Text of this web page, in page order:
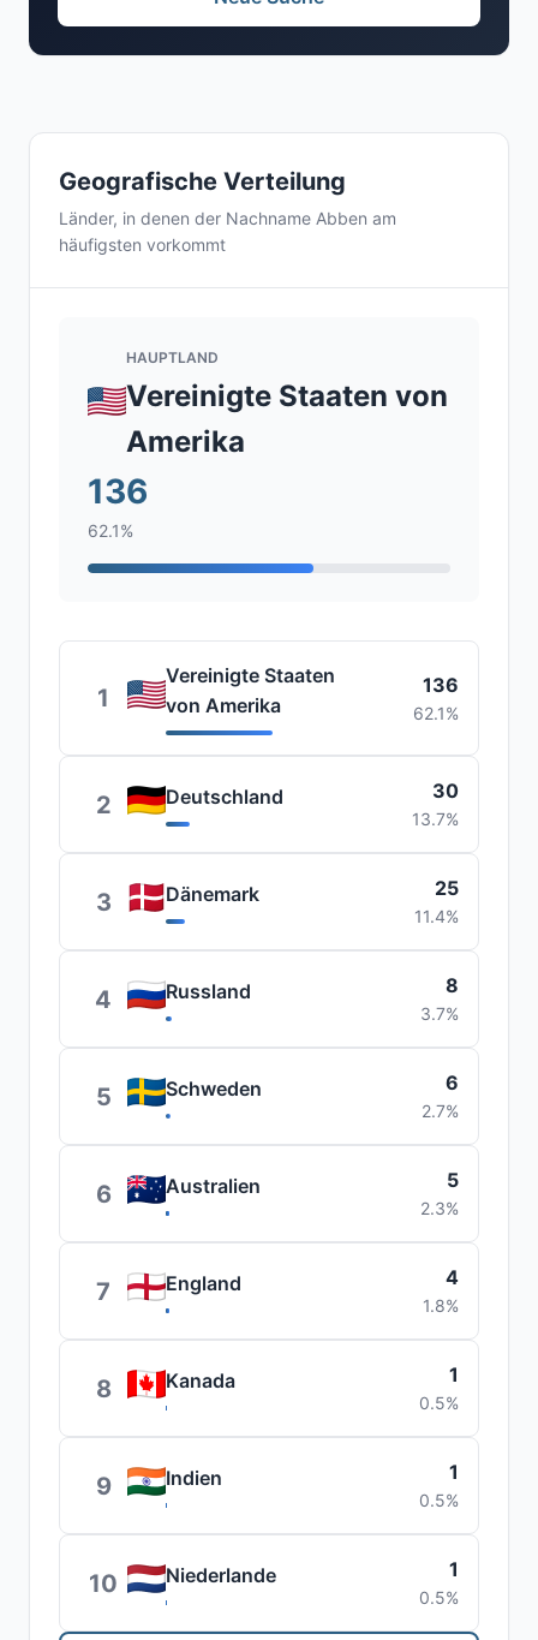
Geografische Verteilung
Länder, in denen der Nachname Abben am
häufigsten vorkommt
HAUPTLAND
Vereinigte Staaten von
Amerika
136
62.1%
1
Vereinigte Staaten
von Amerika
136
62.1%
2 Deutschland 30
13.7%
3 Dänemark 25
11.4%
4 Russland 8
3.7%
5 Schweden 6
2.7%
6 Australien 5
2.3%
7 England 4
1.8%
8 Kanada 1
0.5%
9 Indien 1
0.5%
10 Niederlande 1
0.5%